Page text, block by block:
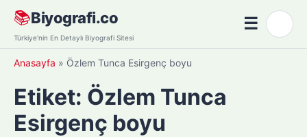
Skip
content
📚Biyografi.co
Türkiye'nin En Detaylı Biyografi Sitesi
☰Menü
Anasayfa » Özlem Tunca Esirgenç boyu
Etiket: Özlem Tunca
Esirgenç boyu